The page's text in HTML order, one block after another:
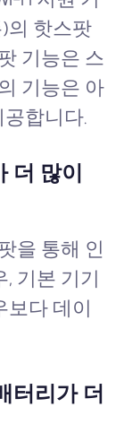
의 핫스팟
기능은 스
기능은 아
공합니다.
더 많이
을 통해 인
기본 기기
보다 데이
터리가 더